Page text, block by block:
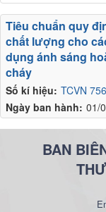
Số kí hiệu: TCVN
Ngày ban hành: 01/
Tiêu chuẩn quy
chất lượng cho
dụng ánh sáng
cháy
BAN